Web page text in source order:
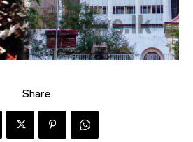
Share